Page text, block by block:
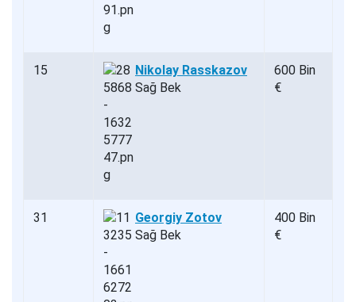
15
Nikolay Rasskazov
Sağ Bek
600 Bin
€
31
Georgiy Zotov
Sağ Bek
400 Bin
€